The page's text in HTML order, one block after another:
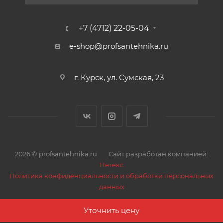
Уточнить цену
качестве теплоносителя в этих радиаторах могут
систем отопления.
секции закрывается без использования сварки с
+7 (4712) 22-05-04
e-shop@profsantehnika.ru
г. Курск, ул. Сумская, 23
2026 © profsantehnika.ru
Сайт разработан компанией:
Нетекс
Политика конфиденциальности и обработки персональных
данных